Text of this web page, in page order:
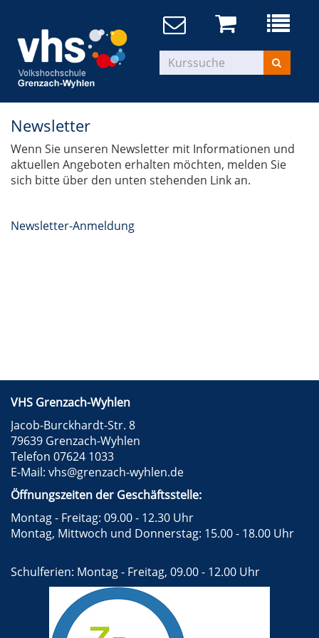
Newsletter
Wenn Sie unseren Newsletter mit Informationen und
aktuellen Angeboten erhalten möchten, melden Sie
sich bitte über den unten stehenden Link an.
Newsletter-Anmeldung
VHS Grenzach-Wyhlen
Jacob-Burckhardt-Str. 8
79639 Grenzach-Wyhlen
Telefon 07624 1033
E-Mail: vhs@grenzach-wyhlen.de
Öffnungszeiten der Geschäftsstelle:
Montag - Freitag: 09.00 - 12.30 Uhr
Montag, Mittwoch und Donnerstag: 15.00 - 18.00 Uhr
Schulferien: Montag - Freitag, 09.00 - 12.00 Uhr